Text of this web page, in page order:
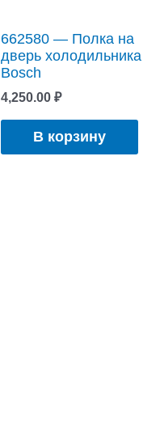
662580 — Полка на
дверь холодильника
Bosch
4,250.00 ₽
В корзину